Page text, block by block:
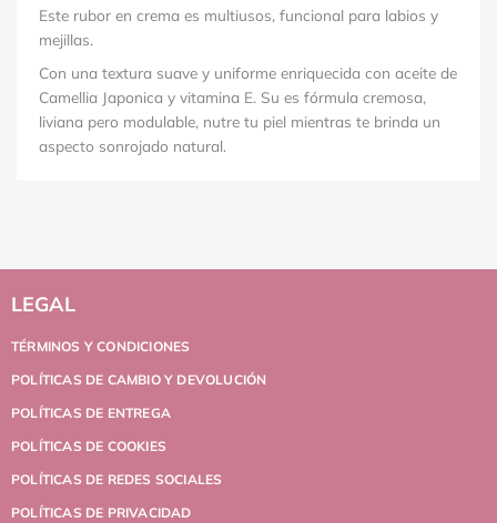
Este rubor en crema es multiusos, funcional para labios y
mejillas.
Con una textura suave y uniforme enriquecida con aceite de
Camellia Japonica y vitamina E. Su es fórmula cremosa,
liviana pero modulable, nutre tu piel mientras te brinda un
aspecto sonrojado natural.
LEGAL
TÉRMINOS Y CONDICIONES
POLÍTICAS DE CAMBIO Y DEVOLUCIÓN
POLÍTICAS DE ENTREGA
POLÍTICAS DE COOKIES
POLÍTICAS DE REDES SOCIALES
POLÍTICAS DE PRIVACIDAD